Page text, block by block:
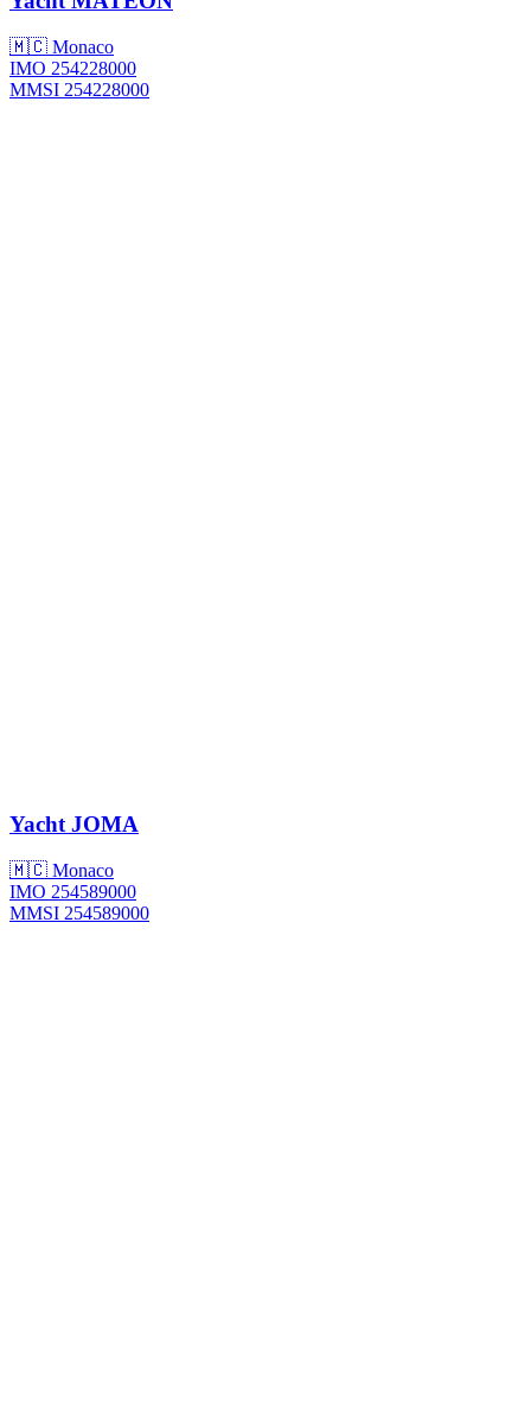
🇲🇨 Monaco
IMO 254228000
MMSI 254228000
Yacht JOMA
🇲🇨 Monaco
IMO 254589000
MMSI 254589000